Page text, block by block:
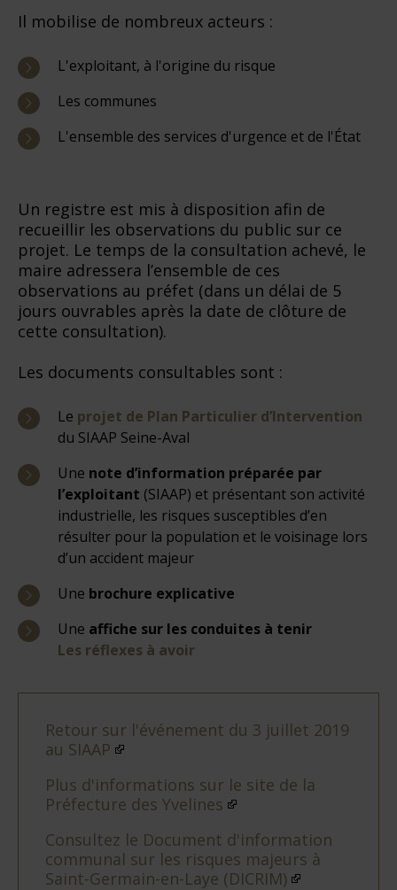
Il mobilise de nombreux acteurs :
L'exploitant, à l'origine du risque
Les communes
L'ensemble des services d'urgence et de l'État
Un registre est mis à disposition afin de
recueillir les observations du public sur ce
projet. Le temps de la consultation achevé, le
maire adressera l’ensemble de ces
observations au préfet (dans un délai de 5
jours ouvrables après la date de clôture de
cette consultation).
Les documents consultables sont :
Le projet de Plan Particulier d’Intervention
du SIAAP Seine-Aval
Une note d’information préparée par
l’exploitant (SIAAP) et présentant son activité
industrielle, les risques susceptibles d’en
résulter pour la population et le voisinage lors
d’un accident majeur
Une brochure explicative
Une affiche sur les conduites à tenir
Les réflexes à avoir
Retour sur l'événement du 3 juillet 2019
au SIAAP
Plus d'informations sur le site de la
Préfecture des Yvelines
Consultez le Document d'information
communal sur les risques majeurs à
Saint-Germain-en-Laye (DICRIM)